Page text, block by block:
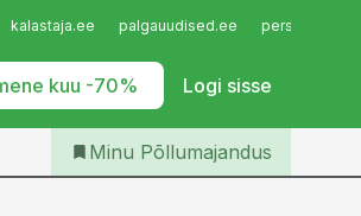
kalastaja.ee palgauudised.ee
kuu -70% Logi sisse
Iseteenindus
Telli Põllumajandus
Minu Põllumajandus